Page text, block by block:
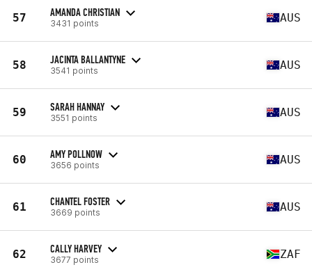
57 AMANDA CHRISTIAN
3431 points AUS
58 JACINTA BALLANTYNE
3541 points AUS
59 SARAH HANNAY
3551 points AUS
60 AMY POLLNOW
3656 points AUS
61 CHANTEL FOSTER
3669 points AUS
62 CALLY HARVEY
3677 points ZAF